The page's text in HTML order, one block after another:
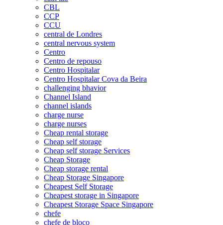
CBL
CCP
CCU
central de Londres
central nervous system
Centro
Centro de repouso
Centro Hospitalar
Centro Hospitalar Cova da Beira
challenging bhavior
Channel Island
channel islands
charge nurse
charge nurses
Cheap rental storage
Cheap self storage
Cheap self storage Services
Cheap Storage
Cheap storage rental
Cheap Storage Singapore
Cheapest Self Storage
Cheapest storage in Singapore
Cheapest Storage Space Singapore
chefe
chefe de bloco